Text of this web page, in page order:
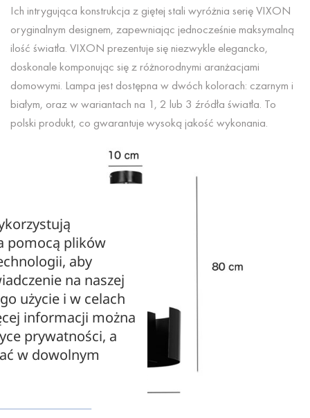
Ich intrygująca konstrukcja z giętej stali wyróżnia serię VIXON
oryginalnym designem, zapewniając jednocześnie maksymalną
ilość światła. VIXON prezentuje się niezwykle elegancko,
doskonale komponując się z różnorodnymi aranżacjami
domowymi. Lampa jest dostępna w dwóch kolorach: czarnym i
białym, oraz w wariantach na 1, 2 lub 3 źródła światła. To
polski produkt, co gwarantuje wysoką jakość wykonania.
pomocą plików
aby
na naszej
użycie i w celach
informacji można
prywatności, a
w dowolnym